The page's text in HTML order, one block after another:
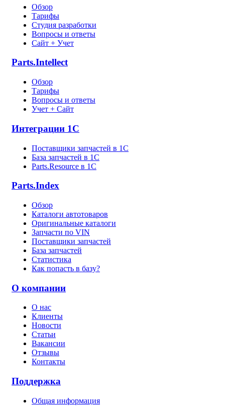
Обзор
Тарифы
Студия разработки
Вопросы и ответы
Сайт + Учет
Parts.Intellect
Обзор
Тарифы
Вопросы и ответы
Учет + Сайт
Интеграции 1С
Поставщики запчастей в 1C
База запчастей в 1С
Parts.Resource в 1C
Parts.Index
Обзор
Каталоги автотоваров
Оригинальные каталоги
Запчасти по VIN
Поставщики запчастей
База запчастей
Статистика
Как попасть в базу?
О компании
О нас
Клиенты
Новости
Статьи
Вакансии
Отзывы
Контакты
Поддержка
Общая информация